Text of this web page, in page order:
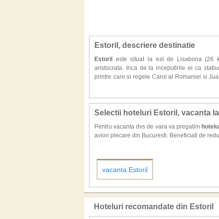
Estoril, descriere destinatie
Estoril
este situat la est de Lisabona (26
aristocrata. Inca de la inceputirile ei ca
printre care si regele Carol al Romaniei si
Fiind denumita ,,Riviera Portugheza'',
atractiva plaja de nisip, Tamariz, in timpul
Targul de produse artizanale din Estoril este
Portugalia. Din parcul cu palmieri, situat in
De vizitat Biserica Sfantul Anton din
fatada in stil baroc ramanand intacte. O alta
In apropierea statiuinii, pasionaţii de curse
poalele muntilor Sintra, la 10 km distanta
Selectii hoteluri Estoril, vacanta
Pentru vacanta dvs de vara va pregatim
avion plecare din Bucuresti. Beneficiati de
vacanta Estoril
Hoteluri recomandate din Estoril